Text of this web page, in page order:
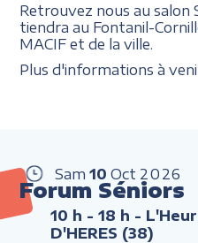
Retrouvez nous au salon
tiendra au Fontanil-
MACIF et de la ville.
Plus d'informations à venir
Sam 10 Oct 2026
Forum Séniors
10 h - 18 h -
D'HERES (38)